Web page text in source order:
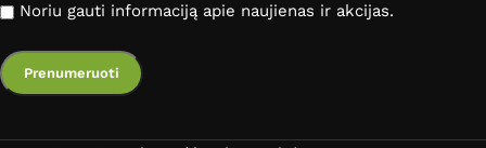
Noriu gauti informaciją apie naujienas ir akcijas.